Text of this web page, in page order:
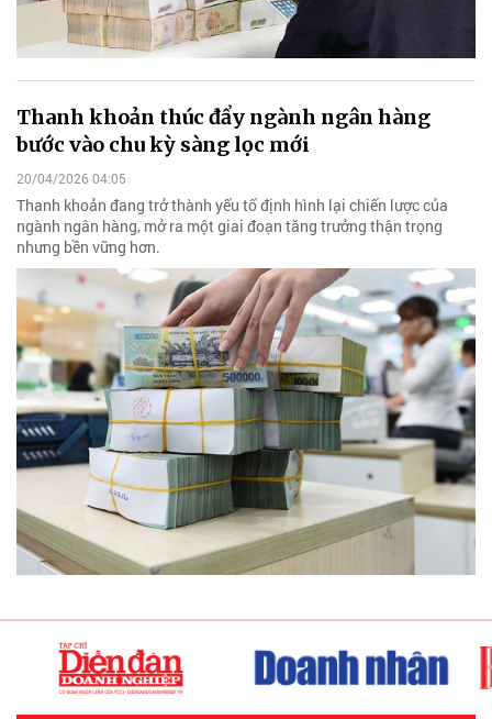
Thanh khoản thúc đẩy ngành ngân hàng
bước vào chu kỳ sàng lọc mới
20/04/2026 04:05
Thanh khoản đang trở thành yếu tố định hình lại chiến lược của
ngành ngân hàng, mở ra một giai đoạn tăng trưởng thận trọng
nhưng bền vững hơn.